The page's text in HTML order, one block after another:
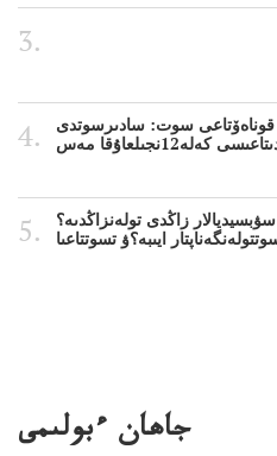
قوناەۆتاعى سوت: سادىرسوتدى
سۋبسيديالار زاڭدى تولەنزاڭدىە؟
جاھان ءبولىمى